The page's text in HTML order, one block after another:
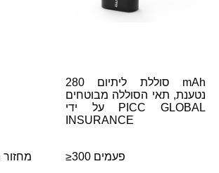
סוללת ליתיום 280 mAh
נטענת, תאי הסוללה מבוטחים
על ידי PICC GLOBAL
INSURANCE
≥300 פעמים